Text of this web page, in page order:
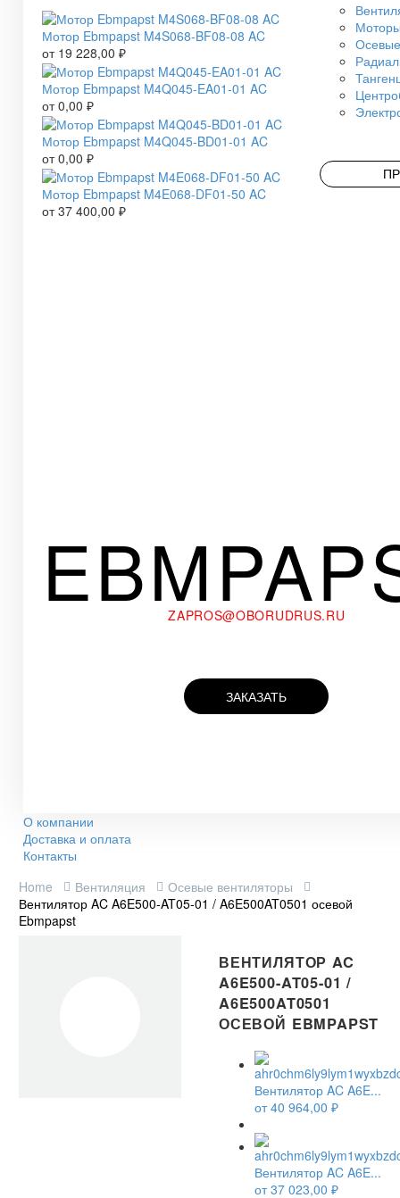
Мотор Ebmpapst M4S068-BF08-08 AC
от 19 228,00 ₽
Мотор Ebmpapst M4Q045-EA01-01 AC
от0,00 ₽
Мотор Ebmpapst M4Q045-BD01-01 AC
от0,00 ₽
Мотор Ebmpapst M4E068-DF01-50 AC
от37 400,00 ₽
ZAPROS@OBORUDRUS.RU
ЗАКАЗАТЬ
О компании
Доставка и оплата
Контакты
Home
Вентиляция
Осевые вентиляторы
Вентилятор AC A6E500-AT05-01 / A6E500AT0501 осевой
Ebmpapst
ВЕНТИЛЯТОР AC
A6E500-AT05-01 /
A6E500AT0501
ОСЕВОЙ EBMPAPST
Вентилятор AC A6E...
от40 964,00 ₽
Вентилятор AC A6E...
от37 023,00 ₽